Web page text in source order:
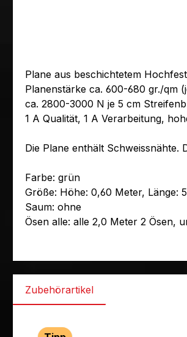
Plane aus beschichtetem
Planenstärke ca. 600-680 gr./qm
ca. 2800-3000 N je 5 cm
1 A Qualität, 1 A Verarbeitung,
Die Plane enthält
Farbe: grün
Größe: Höhe: 0,60 Meter, Länge:
Saum: ohne
Ösen alle: alle 2,0 Meter 2 Ösen,
Zubehörartikel
Produktgalerie überspringen